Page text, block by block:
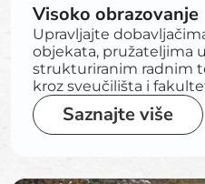
Visoko obrazovanje
Upravljajte
objekata, pružateljima
strukturiranim radnim
kroz sveučilišta i
Saznajte više